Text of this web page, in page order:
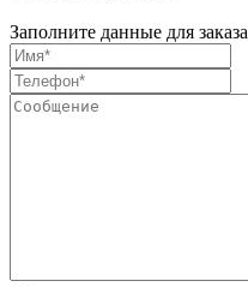
Заполните данные для заказа